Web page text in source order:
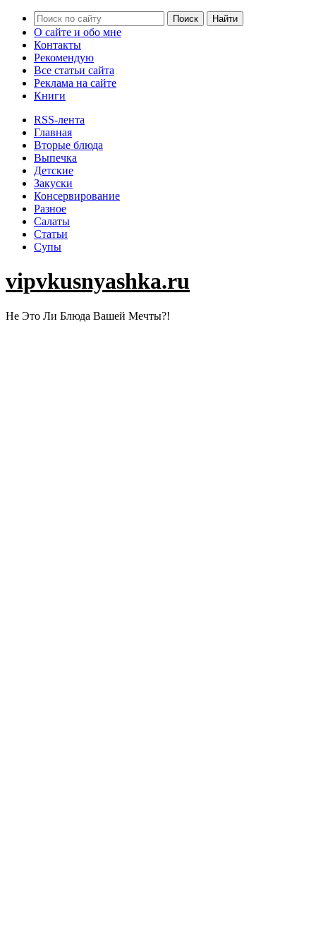
О сайте и обо мне
Контакты
Рекомендую
Все статьи сайта
Реклама на сайте
Книги
RSS-лента
Главная
Вторые блюда
Выпечка
Детские
Закуски
Консервирование
Разное
Салаты
Статьи
Супы
vipvkusnyashka.ru
Не Это Ли Блюда Вашей Мечты?!